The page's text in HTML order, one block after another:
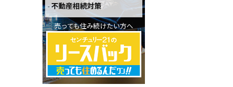
不動産相続対策
売っても住み続けたい方へ